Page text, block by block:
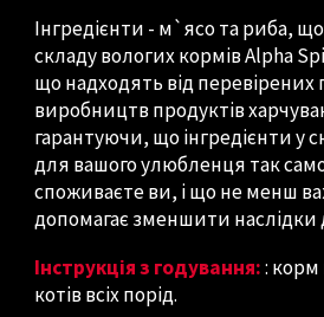
Інгредієнти - м`ясо та риба,
складу вологих кормів Alpha
що надходять від перевірених
виробництв продуктів
гарантуючи, що інгредієнти у
для вашого улюбленця так само
споживаєте ви, і що не менш
допомагає зменшити наслідки
Інструкція з годування:: корм
котів всіх порід.